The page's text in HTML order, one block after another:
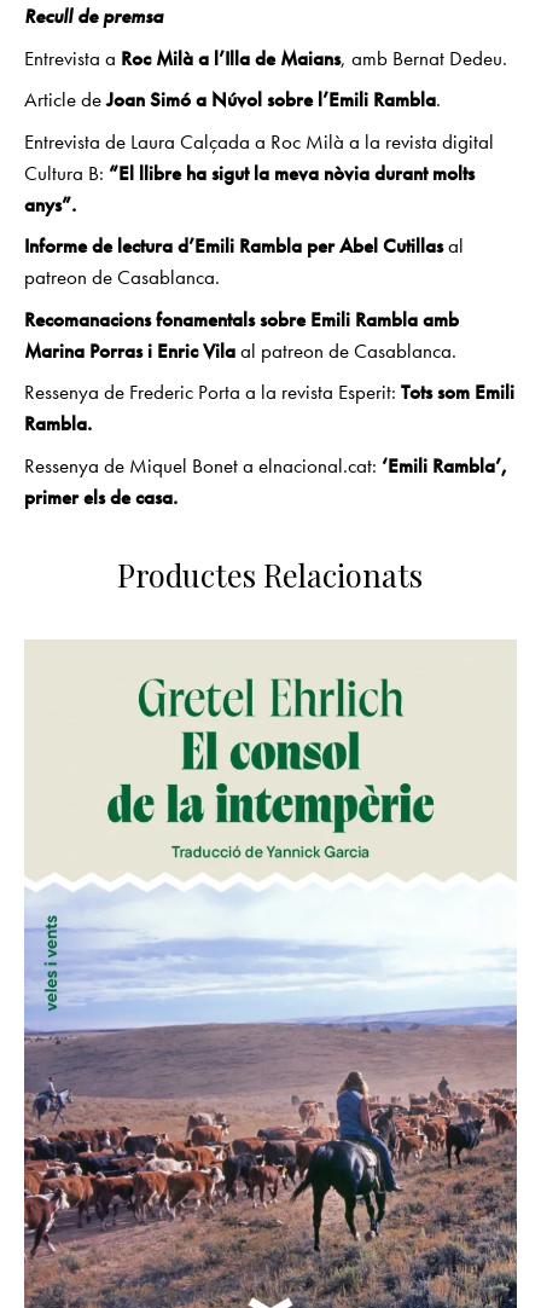
Recull de premsa
Entrevista a Roc Milà a l’Illa de Maians, amb Bernat Dedeu.
Article deJoan Simó a Núvol sobre l’Emili Rambla.
Entrevista de Laura Calçada a Roc Milà a la revista digital
Cultura B: “El llibre ha sigut la meva nòvia durant molts
anys”.
Informe de lectura d’Emili Rambla per Abel Cutillasal
patreon de Casablanca.
Recomanacions fonamentals sobre Emili Rambla amb
Marina Porras i Enric Vilaal patreon de Casablanca.
Ressenya de Frederic Porta a la revista Esperit: Tots som Emili
Rambla.
Ressenya de Miquel Bonet a elnacional.cat: ‘Emili Rambla’,
primer els de casa.
Productes Relacionats